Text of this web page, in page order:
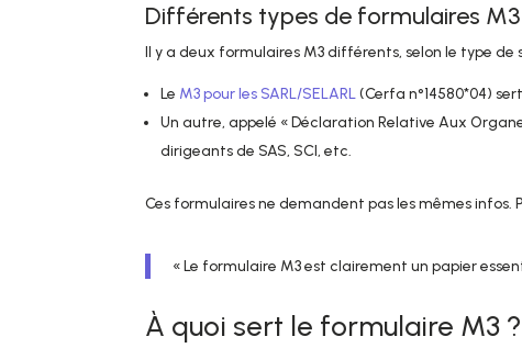
Différents types de formulaires M3
Il y a deux formulaires M3 différents, selon le type de
Le M3 pour les SARL/SELARL(Cerfa n°14580*04)
Un autre, appelé « Déclaration Relative Aux
dirigeants de SAS, SCI, etc.
Ces formulaires ne demandent pas les mêmes infos.
« Le formulaire M3 est clairement un papier
À quoi sert le formulaire M3 ?